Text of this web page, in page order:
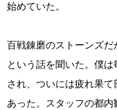
始めていた。
百戦錬磨のストーンズ
という話を聞いた。僕
され、ついには疲れ果
あった。スタッフの都内